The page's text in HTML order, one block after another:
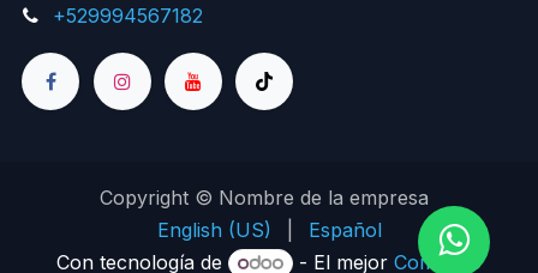
+529994567182
Copyright © Nombre de la empresa
English (US)
Español
Con tecnología de
- El mejorComercio